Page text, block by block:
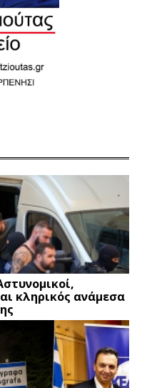
κληρικός ανάμεσα